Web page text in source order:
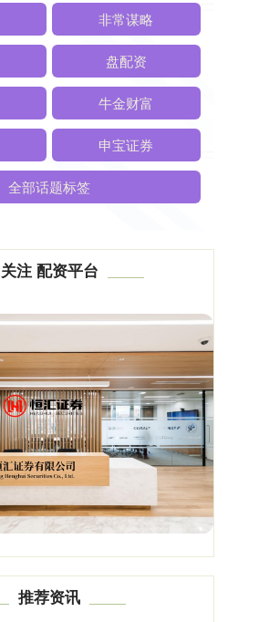
非常谋略
盘配资
牛金财富
申宝证券
全部话题标签
关注 配资平台
推荐资讯